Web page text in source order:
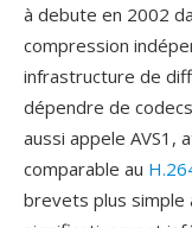
à debute en 2002
compression
infrastructure de
dépendre de
aussi appele AVS1,
comparable au
brevets plus simple